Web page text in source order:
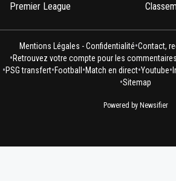
Premier League
Mentions Légales - Confidentialité•Contact,
•Retrouvez votre compte pour les
•PSG transfert•Football •Match en direct•Youtube•
•Sitemap
Powered by Newsifier